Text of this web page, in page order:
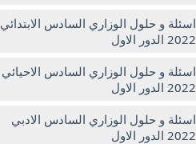
اسئلة و حلول الوزاري السادس الابتدائي
2022 الدور الاول
اسئلة و حلول الوزاري السادس الاحيائي
2022 الدور الاول
اسئلة و حلول الوزاري السادس الادبي
2022 الدور الاول